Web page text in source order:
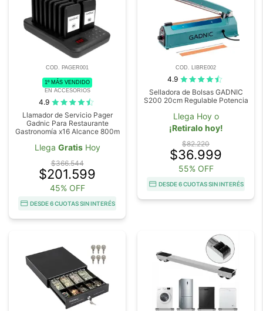
COD. PAGER001
1º MÁS VENDIDO
EN ACCESORIOS
4.9
Llamador de Servicio Pager
Gadnic Para Restaurante
Gastronomía x16 Alcance 800m
Llega GratisHoy
$366.544
$201.599
45% OFF
DESDE 6 CUOTAS SIN INTERÉS
COD. LIBRE002
4.9
Selladora de Bolsas GADNIC
S200 20cm Regulable Potencia
Llega Hoy o
¡Retiralo hoy!
$82.220
$36.999
55% OFF
DESDE 6 CUOTAS SIN INTERÉS